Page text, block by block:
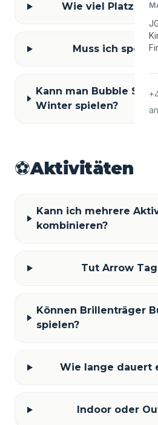
Wie viel Platz
Muss ich
Kann man Bubble
Winter spielen?
⚽Aktivitäten
Kann ich mehrere
kombinieren?
Tut Arrow
Können Brillenträger
spielen?
Wie lange dauert
Indoor oder